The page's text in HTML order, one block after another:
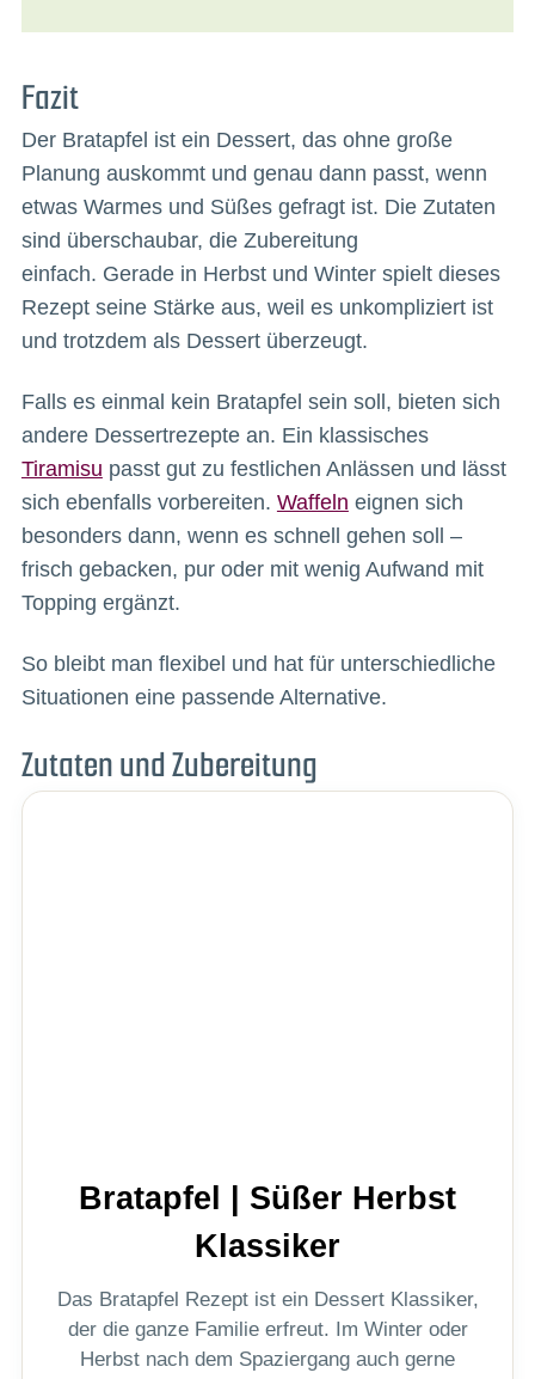
Fazit
Der Bratapfel ist ein Dessert, das ohne große
Planung auskommt und genau dann passt, wenn
etwas Warmes und Süßes gefragt ist. Die Zutaten
sind überschaubar, die Zubereitung
einfach. Gerade in Herbst und Winter spielt dieses
Rezept seine Stärke aus, weil es unkompliziert ist
und trotzdem als Dessert überzeugt.
Falls es einmal kein Bratapfel sein soll, bieten sich
andere Dessertrezepte an. Ein klassisches
Tiramisu passt gut zu festlichen Anlässen und lässt
sich ebenfalls vorbereiten. Waffeln eignen sich
besonders dann, wenn es schnell gehen soll –
frisch gebacken, pur oder mit wenig Aufwand mit
Topping ergänzt.
So bleibt man flexibel und hat für unterschiedliche
Situationen eine passende Alternative.
Zutaten und Zubereitung
Bratapfel | Süßer Herbst
Klassiker
Das Bratapfel Rezept ist ein Dessert Klassiker,
der die ganze Familie erfreut. Im Winter oder
Herbst nach dem Spaziergang auch gerne